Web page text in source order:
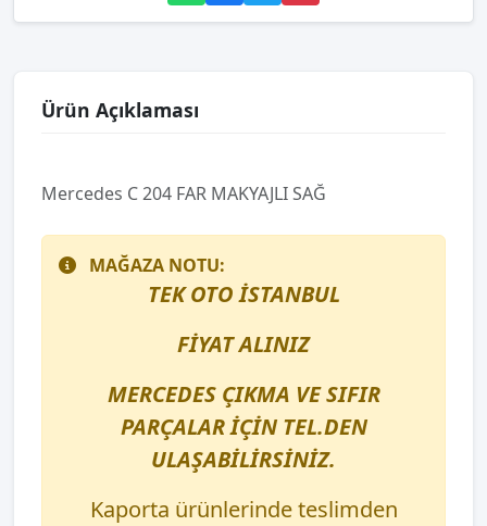
Ürün Açıklaması
Mercedes C 204 FAR MAKYAJLI SAĞ
MAĞAZA NOTU:
TEK OTO İSTANBUL
FİYAT ALINIZ
MERCEDES ÇIKMA VE SIFIR
PARÇALAR İÇİN TEL.DEN
ULAŞABİLİRSİNİZ.
Kaporta ürünlerinde teslimden